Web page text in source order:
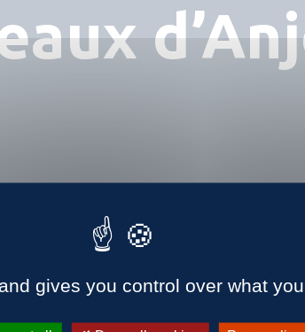
gives you control over what